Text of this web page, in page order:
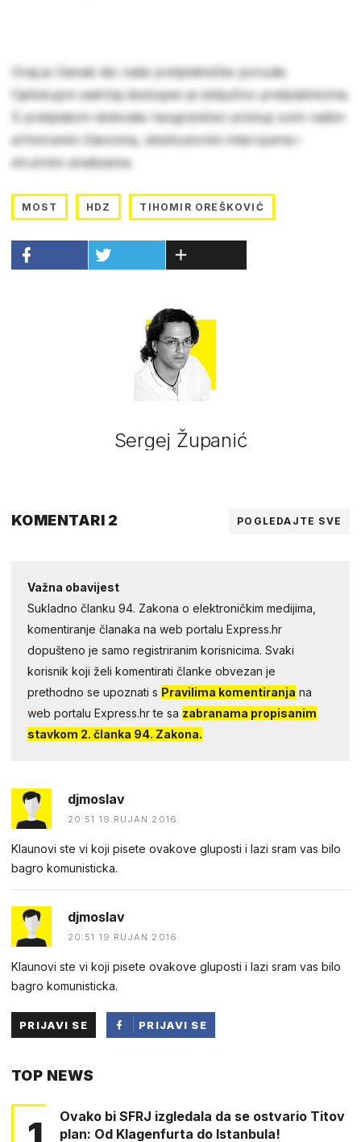
Ovaj je članak dio naše pretplatničke ponude.
Cjelokupni sadržaj dostupan je isključivo pretplatnicima.
S pretplatom dobivate neograničen pristup svim našim
arhiviranim člancima, ekskluzivnim intervjuima i
stručnim analizama.
MOST HDZ TIHOMIR OREŠKOVIĆ
Sergej Županić
KOMENTARI 2 POGLEDAJTE SVE
Važna obavijest
Sukladno članku 94. Zakona o elektroničkim medijima,
komentiranje članaka na web portalu Express.hr
dopušteno je samo registriranim korisnicima. Svaki
korisnik koji želi komentirati članke obvezan je
prethodno se upoznati s Pravilima komentiranja na
web portalu Express.hr te sa zabranama propisanim
stavkom 2. članka 94. Zakona.
djmoslav
20:51 19.RUJAN 2016.
Klaunovi ste vi koji pisete ovakove gluposti i lazi sram vas bilo
bagro komunisticka.
djmoslav
20:51 19.RUJAN 2016.
Klaunovi ste vi koji pisete ovakove gluposti i lazi sram vas bilo
bagro komunisticka.
PRIJAVI SE
PRIJAVI SE
TOP NEWS
Ovako bi SFRJ izgledala da se ostvario Titov
plan: Od Klagenfurta do Istanbula!